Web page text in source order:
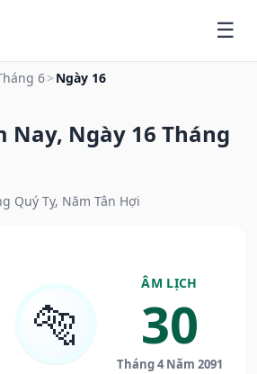
6> Ngày 16
Nay, Ngày 16 Tháng
Quý Tỵ, Năm Tân Hợi
🐅
ÂM LỊCH
30
Tháng 4 Năm 2091